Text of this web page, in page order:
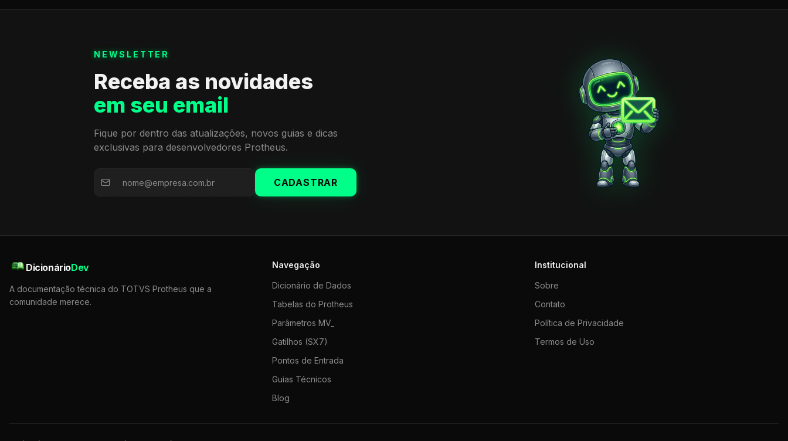
NEWSLETTER
Receba as novidades
em seu email
Fique por dentro das atualizações, novos guias e dicas
exclusivas para desenvolvedores Protheus.
CADASTRAR
DicionárioDev
A documentação técnica do TOTVS Protheus que a
comunidade merece.
Navegação
Dicionário de Dados
Tabelas do Protheus
Parâmetros MV_
Gatilhos (SX7)
Pontos de Entrada
Guias Técnicos
Blog
Institucional
Sobre
Contato
Política de Privacidade
Termos de Uso